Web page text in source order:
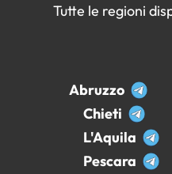
Tutte le regioni
Abruzzo
Chieti
L'Aquila
Pescara